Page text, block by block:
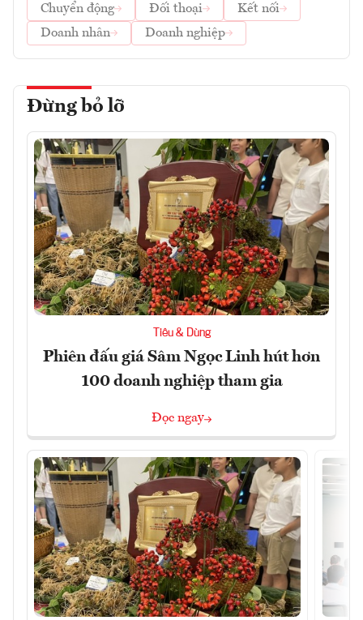
Chuyển động
Đối thoại
Kết nối
Doanh nhân
Doanh nghiệp
Đừng bỏ lỡ
Tiêu & Dùng
Phiên đấu giá Sâm Ngọc Linh hút hơn
100 doanh nghiệp tham gia
Đọc ngay